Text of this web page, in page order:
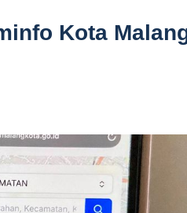
Kota